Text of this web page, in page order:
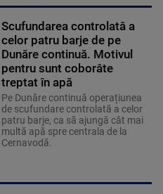
Scufundarea controlată a
celor patru barje de pe
Dunăre continuă. Motivul
pentru sunt coborâte
treptat în apă
Pe Dunăre continuă operațiunea
de scufundare controlată a celor
patru barje, ca să ajungă cât mai
multă apă spre centrala de la
Cernavodă.